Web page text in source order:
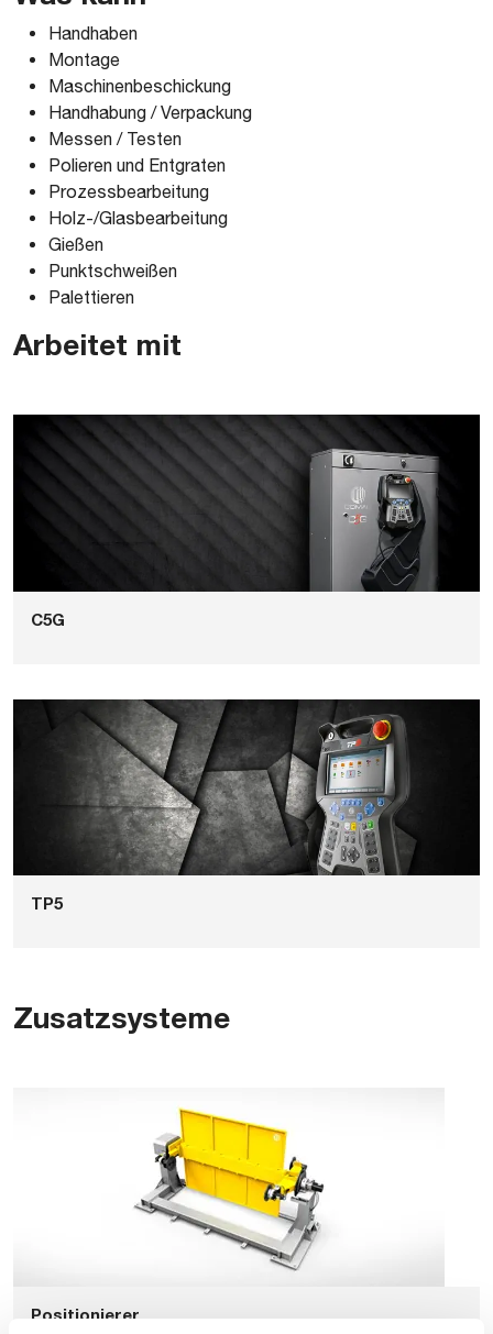
Handhaben
Montage
Maschinenbeschickung
Handhabung / Verpackung
Messen / Testen
Polieren und Entgraten
Prozessbearbeitung
Holz-/Glasbearbeitung
Gießen
Punktschweißen
Palettieren
Arbeitet mit
C5G
TP5
Zusatzsysteme
Positionierer